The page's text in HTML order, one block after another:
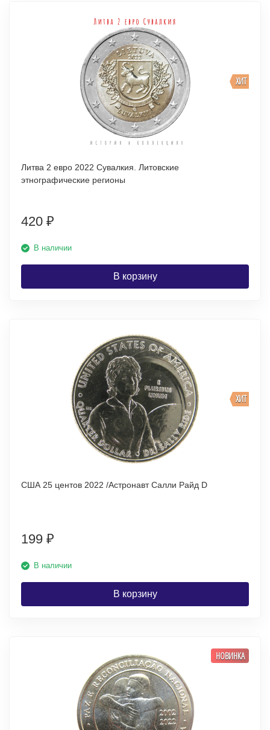
ХИТ
Литва 2 евро 2022 Сувалкия. Литовские
этнографические регионы
420 ₽
В наличии
В корзину
ХИТ
США 25 центов 2022 /Астронавт Салли Райд D
199 ₽
В наличии
В корзину
НОВИНКА